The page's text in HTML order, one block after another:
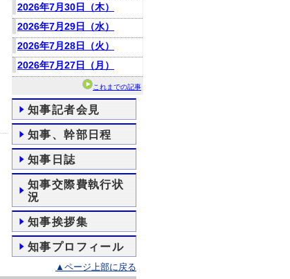
2026年7月30日（木）
2026年7月29日（水）
2026年7月28日（火）
2026年7月27日（月）
これまでの記事
知事記者会見
知事、幹部日程
知事日誌
知事交際費執行状
況
知事挨拶集
知事プロフィール
▲ページ上部に戻る